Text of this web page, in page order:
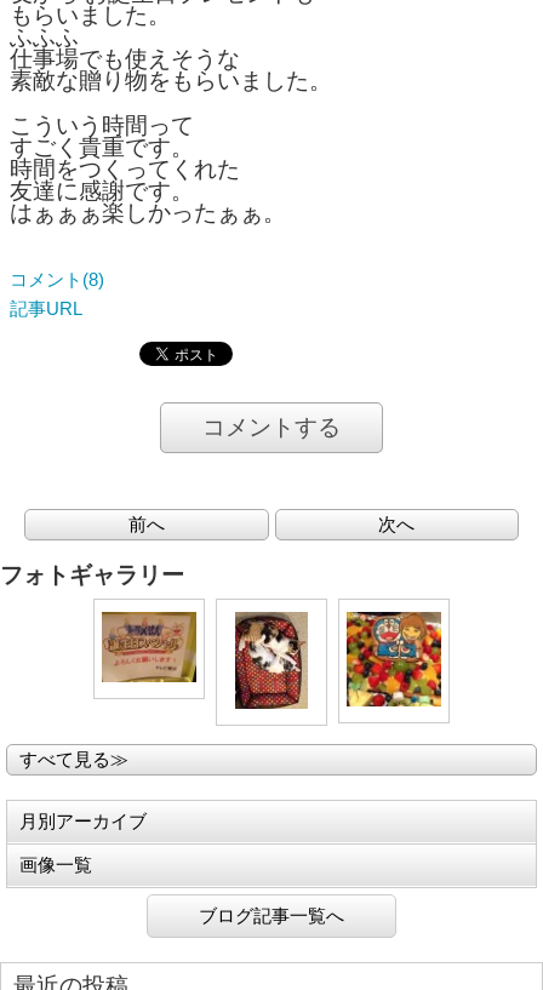
もらいました。
ふふふ
仕事場でも使えそうな
素敵な贈り物をもらいました。
こういう時間って
すごく貴重です。
時間をつくってくれた
友達に感謝です。
はぁぁぁ楽しかったぁぁ。
コメント(8)
記事URL
コメントする
前へ 次へ
フォトギャラリー
すべて見る≫
月別アーカイブ
画像一覧
ブログ記事一覧へ